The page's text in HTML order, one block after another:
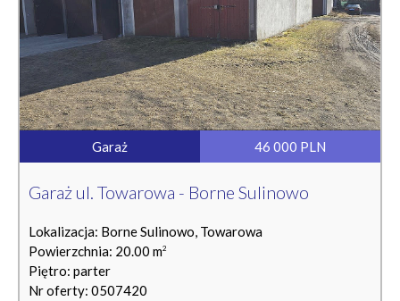
Garaż 46 000 PLN
Garaż ul. Towarowa - Borne Sulinowo
Lokalizacja: Borne Sulinowo, Towarowa
Powierzchnia: 20.00 m2
Piętro: parter
Nr oferty: 0507420